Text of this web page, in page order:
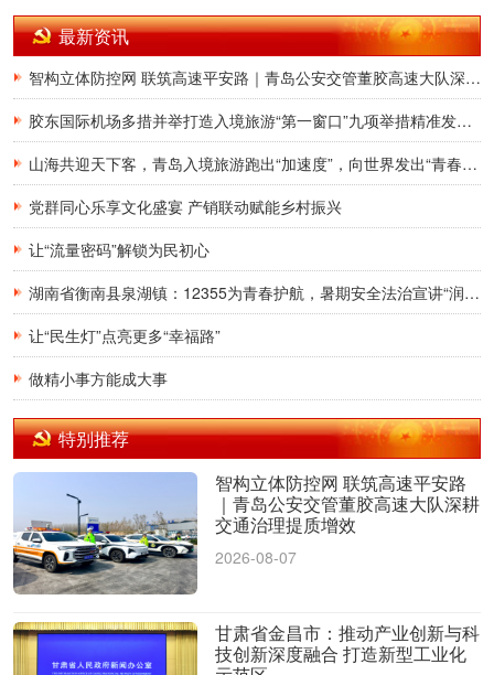
最新资讯
智构立体防控网 联筑高速平安路｜青岛公安交管董胶高速大队深耕交通治理提质增效
胶东国际机场多措并举打造入境旅游“第一窗口”九项举措精准发力，助力青岛建设国际滨海旅游度假胜地
山海共迎天下客，青岛入境旅游跑出“加速度”，向世界发出“青春之约”
党群同心乐享文化盛宴 产销联动赋能乡村振兴
让“流量密码”解锁为民初心
湖南省衡南县泉湖镇：12355为青春护航，暑期安全法治宣讲“润”童心
让“民生灯”点亮更多“幸福路”
做精小事方能成大事
特别推荐
智构立体防控网 联筑高速平安路
｜青岛公安交管董胶高速大队深耕
交通治理提质增效
2026-08-07
甘肃省金昌市：推动产业创新与科
技创新深度融合 打造新型工业化